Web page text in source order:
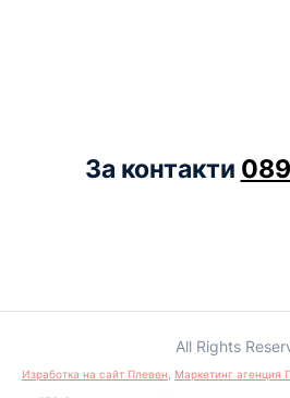
За контакти
All Rights
Изработка на сайт Плевен Маркетинг агенция